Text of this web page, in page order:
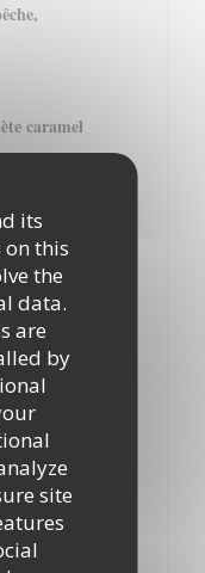
its
on this
the
data.
are
by
site
caramel
vanillée
des Chefs"
(au choix)